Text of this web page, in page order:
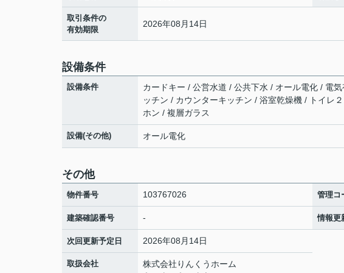
取引条件の
有効期限
2026年08月14日
設備条件
設備条件
カードキー / 公営水道 / 公共下水 / オール電化 / 電
ッチン / カウンターキッチン / 浴室乾燥機 / トイレ
ホン / 複層ガラス
設備(その他) オール電化
その他
物件番号 103767026 管理コ
建築確認番号 - 情報更
次回更新予定日 2026年08月14日
取扱会社
株式会社りんくうホーム